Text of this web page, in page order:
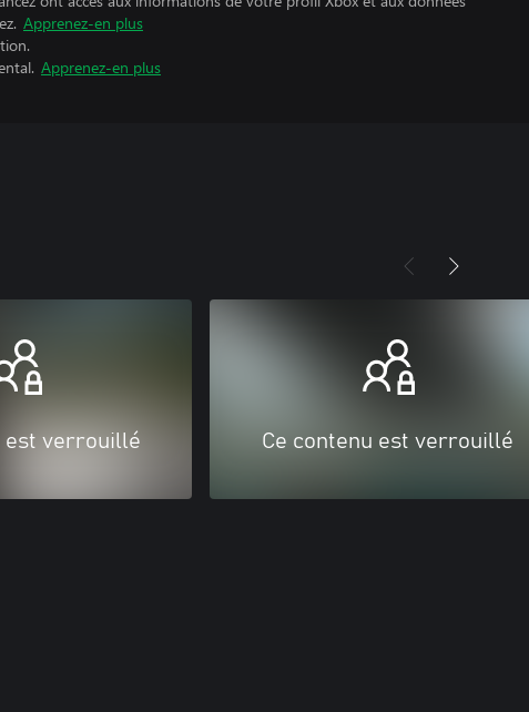
Apprenez-en plus
Apprenez-en plus
est verrouillé Ce contenu est verrouillé